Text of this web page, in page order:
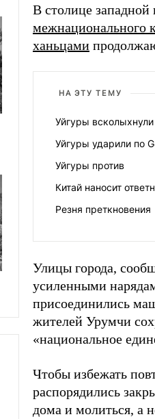
В столице западной
межнационального
ханьцами
НА ЭТУ ТЕМУ
Уйгуры всколыхнули
Уйгуры ударили по
Уйгуры против
Китай наносит
Резня преткновения
Улицы города,
усиленными
присоединились
жителей Урумчи
«национальное
Чтобы избежать
распорядились
дома и молиться, а